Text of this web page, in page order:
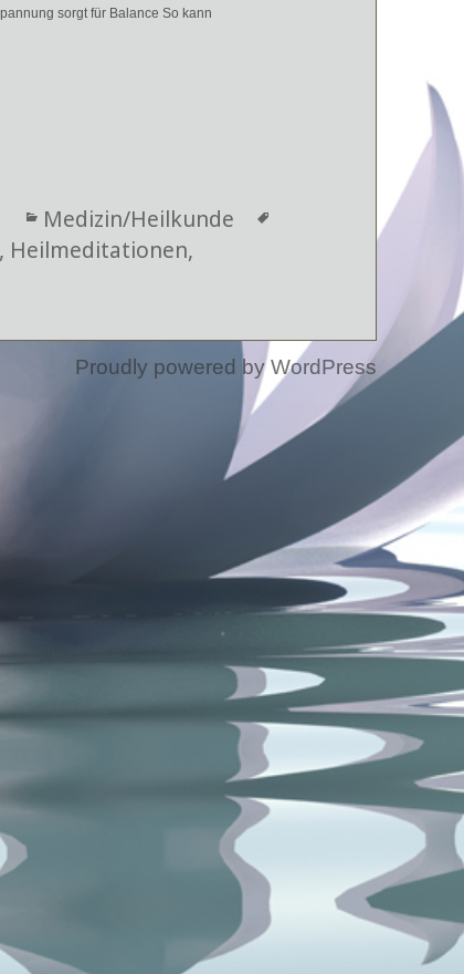
sorgt für Balance So kann
jetzt stärkt
Kategorien
Medizin/Heilkunde
Schlagwörter
, Heilmeditationen,
Proudly powered by WordPress